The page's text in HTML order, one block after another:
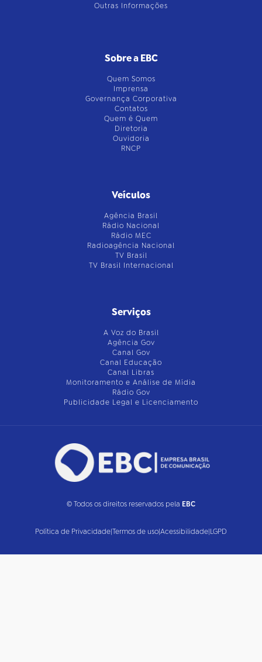
Outras Informações
Sobre a EBC
Quem Somos
Imprensa
Governança Corporativa
Contatos
Quem é Quem
Diretoria
Ouvidoria
RNCP
Veículos
Agência Brasil
Rádio Nacional
Rádio MEC
Radioagência Nacional
TV Brasil
TV Brasil Internacional
Serviços
A Voz do Brasil
Agência Gov
Canal Gov
Canal Educação
Canal Libras
Monitoramento e Análise de Mídia
Rádio Gov
Publicidade Legal e Licenciamento
© Todos os direitos reservados pela EBC
Política de Privacidade|Termos de uso|Acessibilidade|LGPD